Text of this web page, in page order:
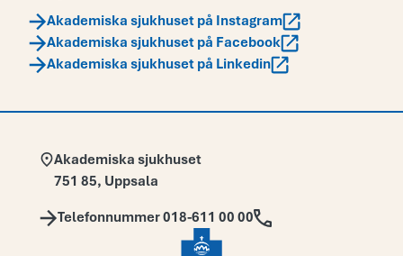
Akademiska sjukhuset på Instagram
Akademiska sjukhuset på Facebook
Akademiska sjukhuset på Linkedin
Adress:
Akademiska sjukhuset
751 85, Uppsala
Telefon:
Telefonnummer 018-611 00 00